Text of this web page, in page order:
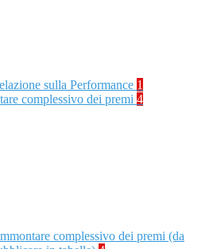
sulla Performance 1
complessivo dei premi 4
complessivo dei premi (da